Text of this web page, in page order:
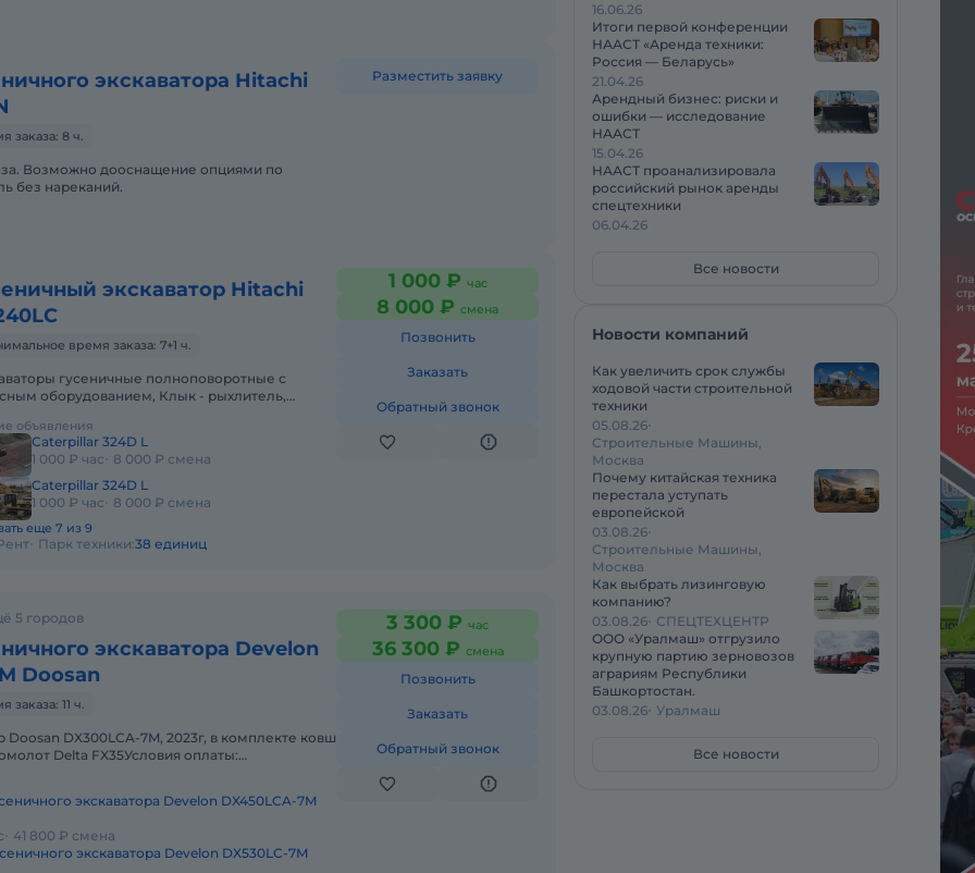
экскаватора Hitachi
заказа: 8 ч.
Возможно дооснащение опциями по
без нареканий.
Разместить заявку
экскаватор Hitachi
время заказа: 7+1 ч.
гусеничные полноповоротные с
оборудованием, Клык - рыхлитель,
компании имеются экскаваторы
объявления
Caterpillar 324D L
1 000 ₽ час
8 000 ₽ смена
Caterpillar 324D L
1 000 ₽ час
8 000 ₽ смена
еще 7 из 9
1 000 ₽ час
8 000 ₽ смена
Позвонить
Заказать
Обратный звонок
Парк техники:38 единиц
5 городов
экскаватора Develon
Doosan
11 ч.
Doosan DX300LCA-7M, 2023г, в комплекте ковш
Delta FX35Условия оплаты:
экскаватора Develon DX450LCA-7M
41 800 ₽ смена
экскаватора Develon DX530LC-7M
3 300 ₽ час
36 300 ₽ смена
Позвонить
Заказать
Обратный звонок
16.06.26
Итоги первой конференции
НААСТ «Аренда техники:
Россия — Беларусь»
21.04.26
Арендный бизнес: риски и
ошибки — исследование
НААСТ
15.04.26
НААСТ проанализировала
российский рынок аренды
спецтехники
06.04.26
Все новости
Новости компаний
Как увеличить срок службы
ходовой части строительной
техники
05.08.26
Строительные Машины,
Москва
Почему китайская техника
перестала уступать
европейской
03.08.26
Строительные Машины,
Москва
Как выбрать лизинговую
компанию?
03.08.26 СПЕЦТЕХЦЕНТР
ООО «Уралмаш» отгрузило
крупную партию зерновозов
аграриям Республики
Башкортостан.
03.08.26 Уралмаш
Все новости